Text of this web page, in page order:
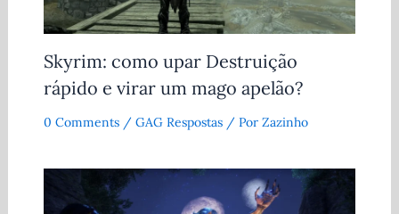
Skyrim: como upar Destruição
rápido e virar um mago apelão?
0 Comments / GAG Respostas/ Por Zazinho